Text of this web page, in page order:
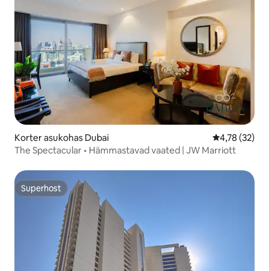
Korter asukohas Dubai Keskmine
4,78 (32)
The Spectacular • Hämmastavad vaated | JW Marriott
Superhost
Superhost